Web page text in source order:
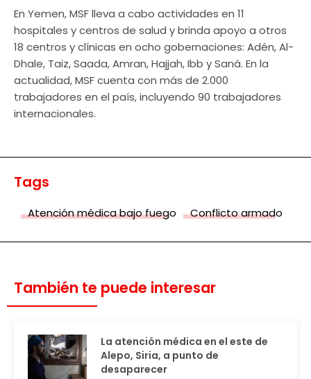
En Yemen, MSF lleva a cabo actividades en 11
hospitales y centros de salud y brinda apoyo a otros
18 centros y clínicas en ocho gobernaciones: Adén, Al-
Dhale, Taiz, Saada, Amran, Hajjah, Ibb y Saná. En la
actualidad, MSF cuenta con más de 2.000
trabajadores en el país, incluyendo 90 trabajadores
internacionales.
Tags
Atención médica bajo fuego Conflicto armado
También te puede interesar
La atención médica en el este de
Alepo, Siria, a punto de
desaparecer